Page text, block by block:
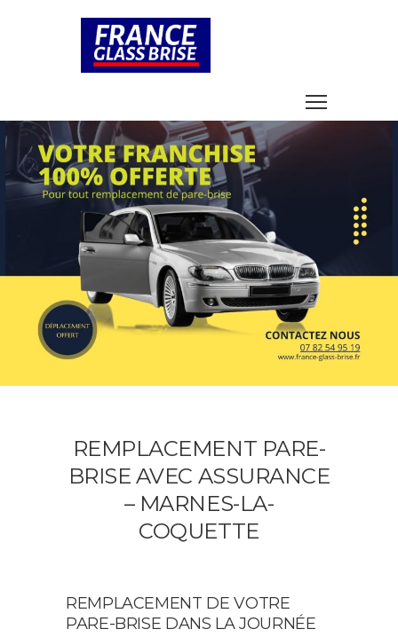
REMPLACEMENT PARE-
BRISE AVEC ASSURANCE
– MARNES-LA-
COQUETTE
REMPLACEMENT DE VOTRE
PARE-BRISE DANS LA JOURNÉE